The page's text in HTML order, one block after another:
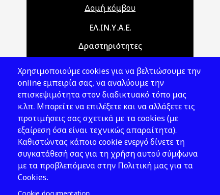
Δομή κόμβου
Main navigationΕΛ.ΙΝ.Υ.Α.Ε.
Δραστηριότητες
Νομοθεσία
Εκδόσεις
Νέα - Εκδηλώσεις
Ακολουθήστε μας
Χρησιμοποιούμε cookies για να βελτιώσουμε την
online εμπειρία σας, να αναλύουμε την
επισκεψιμότητα στον διαδικτυακό τόπο μας
κ.λπ. Μπορείτε να επιλέξετε και να αλλάξετε τις
προτιμήσεις σας σχετικά με τα cookies (με
εξαίρεση όσα είναι τεχνικώς απαραίτητα).
Καθιστώντας κάποιο cookie ενεργό δίνετε τη
συγκατάθεσή σας για τη χρήση αυτού σύμφωνα
με τα προβλεπόμενα στην Πολιτική μας για τα
Cookies.